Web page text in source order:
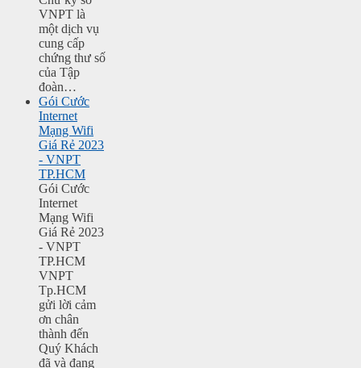
VNPT là
một dịch vụ
cung cấp
chứng thư số
của Tập
đoàn…
Gói Cước
Internet
Mạng Wifi
Giá Rẻ 2023
- VNPT
TP.HCM
Gói Cước
Internet
Mạng Wifi
Giá Rẻ 2023
- VNPT
TP.HCM
VNPT
Tp.HCM
gửi lời cảm
ơn chân
thành đến
Quý Khách
đã và đang